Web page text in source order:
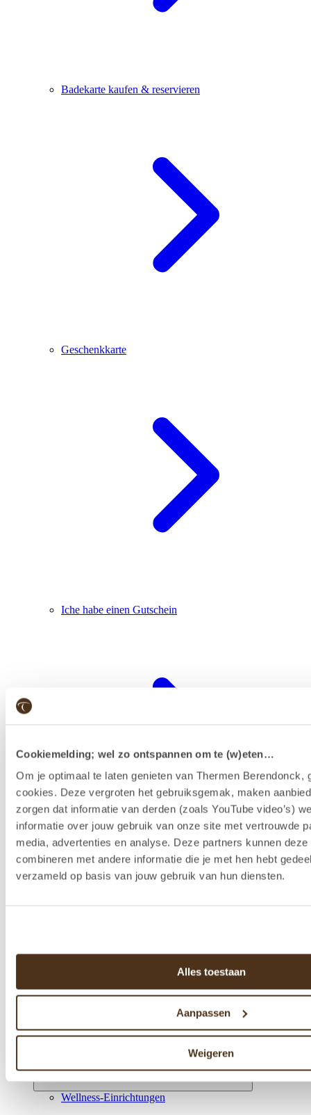
Cookiemelding; wel zo ontspannen om te (w)eten…
Om je optimaal te laten genieten van Thermen Berendonck,
cookies. Deze vergroten het gebruiksgemak, maken
zorgen dat informatie van derden (zoals YouTube video’s)
informatie over jouw gebruik van onze site met vertrouwde
media, advertenties en analyse. Deze partners kunnen deze
combineren met andere informatie die je met hen hebt
verzameld op basis van jouw gebruik van hun diensten.
Alles toestaan
Aanpassen
Weigeren
Badekarte kaufen & reservieren
Geschenkkarte
Iche habe einen Gutschein
Wellness-Resort
Wellness-Einrichtungen